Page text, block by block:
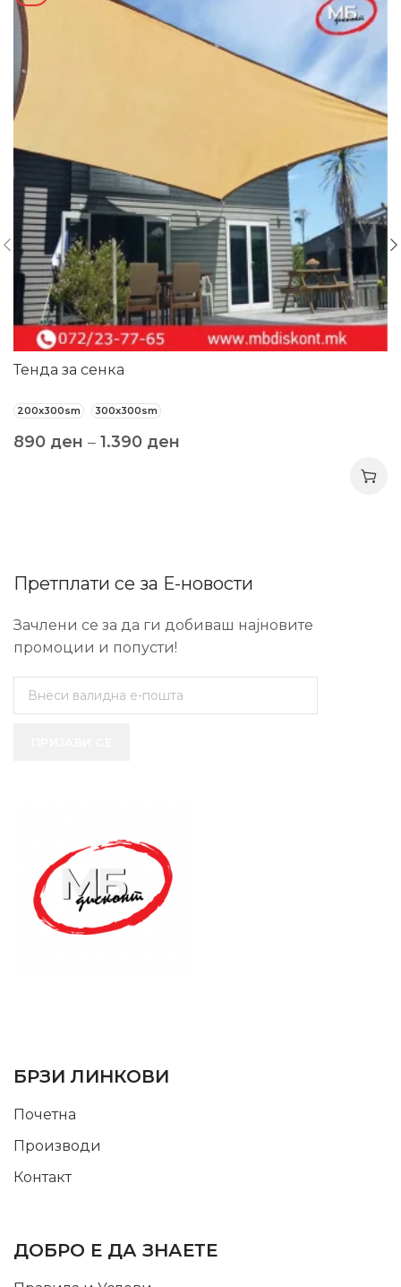
Тенда за сенка
200x300sm 300x300sm
890 ден – 1.390 ден
Претплати се за Е-новости
Зачлени се за да ги добиваш најновите
промоции и попусти!
БРЗИ ЛИНКОВИ
Почетна
Производи
Контакт
ДОБРО Е ДА ЗНАЕТЕ